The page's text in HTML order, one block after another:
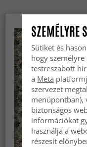
SZEMÉLYRE
Sütiket és
hogy
testreszabott
a Meta
szervezet
menüpontban),
biztonságos
információkat
használja a
részesít